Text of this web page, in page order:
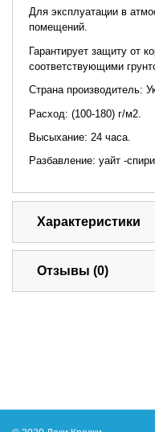
Для эксплуатации в
помещений.
Гарантирует защиту от
соответствующими
Страна производитель:
Расход: (100-180) г/м2.
Высыхание: 24 часа.
Разбавление: уайт -
Характеристики
Отзывы (0)